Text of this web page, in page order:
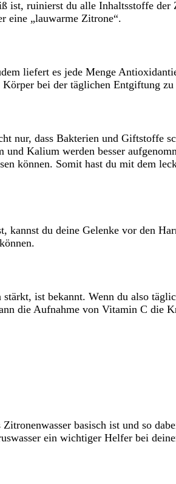
ist, ruinierst du alle Inhaltsstoffe der
eine „lauwarme Zitrone“.
liefert es jede Menge
bei der täglichen Entgiftung zu
nur, dass Bakterien und Giftstoffe
und Kalium werden besser
können. Somit hast du mit dem
du deine Gelenke vor den
ist bekannt. Wenn du also
die Aufnahme von Vitamin C die
basisch ist und so
ein wichtiger Helfer bei